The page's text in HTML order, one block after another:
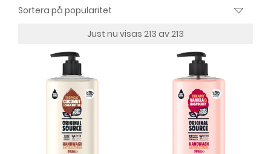
Just nu visas 213 av 213